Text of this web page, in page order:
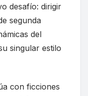
desafío: dirigir
segunda
del
singular estilo
con ficciones